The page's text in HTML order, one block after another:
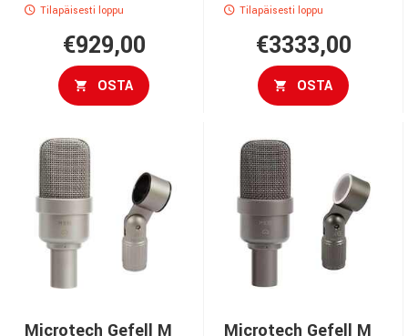
Tilapäisesti loppu
€929,00
OSTA
Tilapäisesti loppu
€3333,00
OSTA
Microtech Gefell M
Microtech Gefell M